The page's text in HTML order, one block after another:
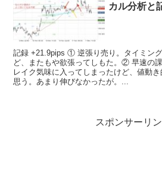
カル分析と
記録 +21.9pips ① 逆張り売り。タイミン
ど、またもや欲張ってしもた。② 早速の
レイク気味に入ってしまったけど、値動
思う。あまり伸びなかったが。...
スポンサーリ